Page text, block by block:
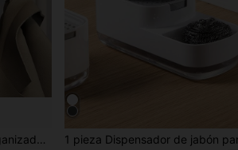
y ropa - Fácil de montar para el baño, la puerta trasera y el armario